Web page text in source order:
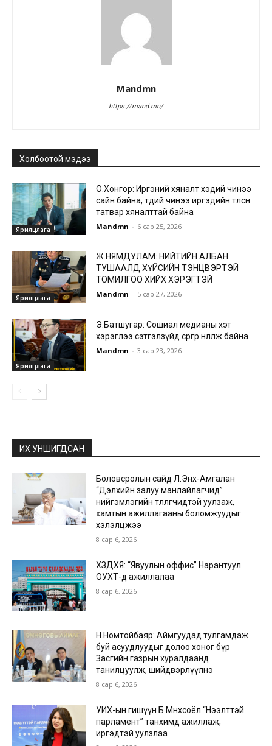
Mandmn
https://mand.mn/
Холбоотой мэдээ
Ярилцлага
О.Хонгор: Иргэний хяналт хэдий чинээ
сайн байна, төдий чинээ иргэдийн төлсөн
татвар хяналттай байна
Mandmn - 6 сар 25, 2026
Ярилцлага
Ж.НЯМДУЛАМ: НИЙТИЙН АЛБАН
ТУШААЛД ХҮЙСИЙН ТЭНЦВЭРТЭЙ
ТОМИЛГОО ХИЙХ ХЭРЭГТЭЙ
Mandmn - 5 сар 27, 2026
Ярилцлага
Э.Батшугар: Сошиал медианы хэт
хэрэглээ сэтгэлзүйд сөргөөр нөлөөлж байна
Mandmn - 3 сар 23, 2026
ИХ УНШИГДСАН
Боловсролын сайд Л.Энх-Амгалан
“Дэлхийн залуу манлайлагчид”
нийгэмлэгийн төлөөлөгчидтэй уулзаж,
хамтын ажиллагааны боломжуудыг
хэлэлцжээ
8 сар 6, 2026
ХЗДХЯ: “Явуулын оффис” Нарантуул
ОУХТ-д ажиллалаа
8 сар 6, 2026
Н.Номтойбаяр: Аймгуудад тулгамдаж
буй асуудлуудыг долоо хоног бүр
Засгийн газрын хуралдаанд
танилцуулж, шийдвэрлүүлнэ
8 сар 6, 2026
УИХ-ын гишүүн Б.Мөнхсоёл “Нээлттэй
парламент” танхимд ажиллаж,
иргэдтэй уулзлаа